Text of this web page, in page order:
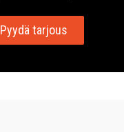
Pyydä tarjous